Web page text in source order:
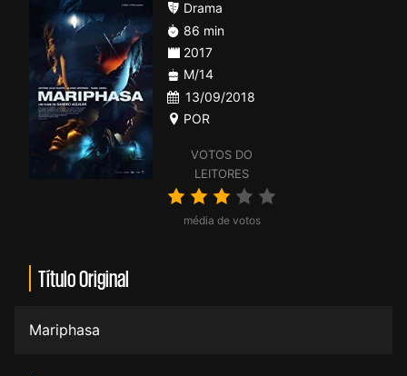
VOTOS DO
LEITORES
média de votos
Drama
86 min
2017
M/14
13/09/2018
POR
Título Original
Mariphasa